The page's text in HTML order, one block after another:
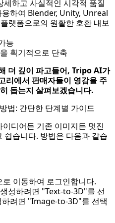
세하고 사실적인 시각적 품질
용하여 Blender, Unity, Unreal
랫폼으로의 원활한 호환 내보
능
획기적으로 단축
더 깊이 파고들어, Tripo AI가
리에서 판매자들이 영감을 주
돕는지 살펴보겠습니다.
법: 간단한 단계별 가이드
디어든 기존 이미지든 멋진
습니다. 방법은 다음과 같습
로 이동하여 로그인합니다.
성하려면 "Text-to-3D"를 선
하려면 "Image-to-3D"를 선택